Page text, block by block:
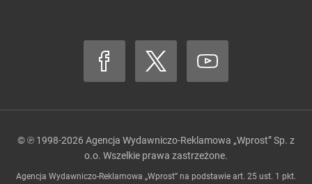
© ℗ 1998-2026 Agencja Wydawniczo-Reklamowa „Wprost” Sp. z
o.o. Wszelkie prawa zastrzeżone.
Agencja Wydawniczo-Reklamowa „Wprost” na podstawie art. 25 ust. 1 pkt.